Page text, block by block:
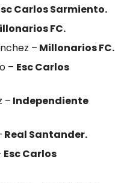
Carlos Sarmiento.
FC.
– Millonarios FC.
– Esc Carlos
– Independiente
Real Santander.
Esc Carlos